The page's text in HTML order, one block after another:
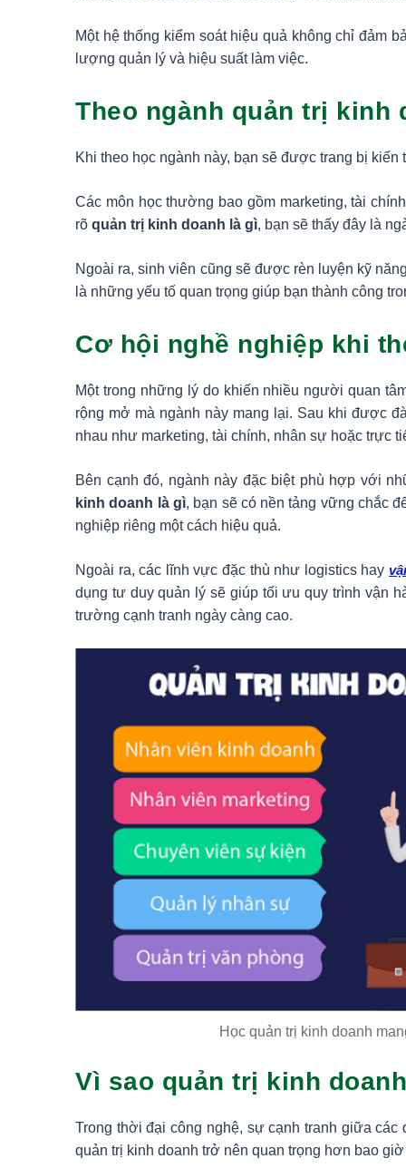
Một hệ thống kiểm soát hiệu quả không chỉ đảm
lượng quản lý và hiệu suất làm việc.
Theo ngành quản trị
Khi theo học ngành này, bạn sẽ được trang bị
Các môn học thường bao gồm marketing, tài
rõ quản trị kinh doanh là gì, bạn sẽ thấy đây là
Ngoài ra, sinh viên cũng sẽ được rèn luyện kỹ
là những yếu tố quan trọng giúp bạn thành công
Cơ hội nghề nghiệp khi
Một trong những lý do khiến nhiều người quan
rộng mở mà ngành này mang lại. Sau khi được
nhau như marketing, tài chính, nhân sự hoặc trực
Bên cạnh đó, ngành này đặc biệt phù hợp với
kinh doanh là gì, bạn sẽ có nền tảng vững chắc
nghiệp riêng một cách hiệu quả.
Ngoài ra, các lĩnh vực đặc thù như logistics hay
dụng tư duy quản lý sẽ giúp tối ưu quy trình vận
trường cạnh tranh ngày càng cao.
Học quản trị kinh doanh
Vì sao quản trị kinh
Trong thời đại công nghệ, sự cạnh tranh giữa
quản trị kinh doanh trở nên quan trọng hơn bao giờ